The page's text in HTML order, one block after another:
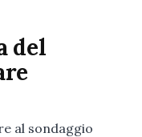
del
al sondaggio